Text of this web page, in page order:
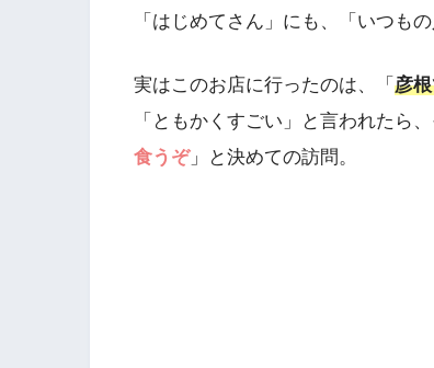
「はじめてさん」にも、「いつも
実はこのお店に行ったのは、「 彦
「ともかくすごい」と言われたら
食うぞ」と決めての訪問。